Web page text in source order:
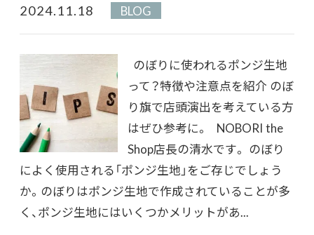
2024.11.18 BLOG
のぼりに使われるポンジ生地
って？特徴や注意点を紹介 のぼ
り旗で店頭演出を考えている方
はぜひ参考に。 NOBORI the
Shop店長の清水です。 のぼり
によく使用される「ポンジ生地」をご存じでしょう
か。のぼりはポンジ生地で作成されていることが多
く、ポンジ生地にはいくつかメリットがあ...